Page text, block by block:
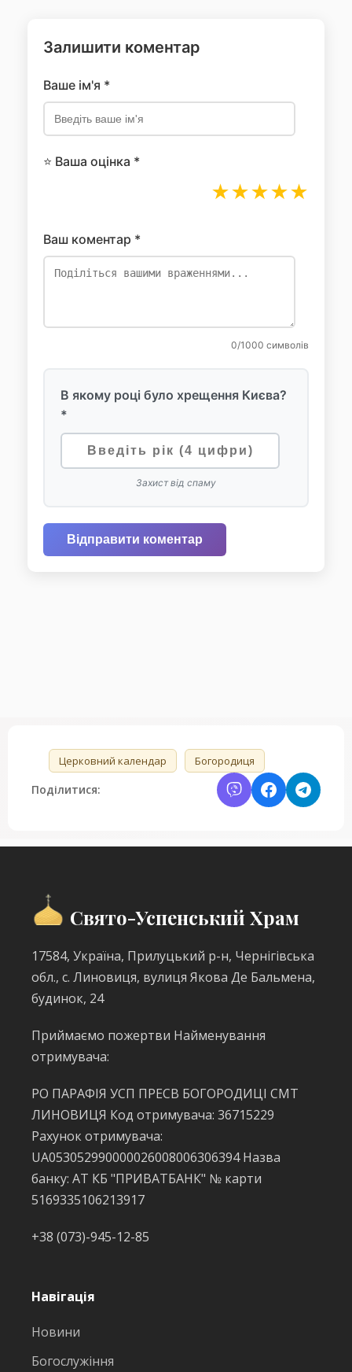
Залишити коментар
Ваше ім'я *
⭐ Ваша оцінка *
★
★
★
★
★
Ваш коментар *
0/1000 символів
В якому році було хрещення Києва?
*
Захист від спаму
Відправити коментар
Церковний календар Богородиця
Поділитися:
Свято-Успенський Храм
17584, Україна, Прилуцький р-н, Чернігівська
обл., с. Линовиця, вулиця Якова Де Бальмена,
будинок, 24
Приймаємо пожертви Найменування
отримувача:
РО ПАРАФІЯ УСП ПРЕСВ БОГОРОДИЦІ СМТ
ЛИНОВИЦЯ Код отримувача: 36715229
Рахунок отримувача:
UA053052990000026008006306394 Назва
банку: АТ КБ "ПРИВАТБАНК" № карти
5169335106213917
+38 (073)-945-12-85
Навігація
Новини
Богослужіння